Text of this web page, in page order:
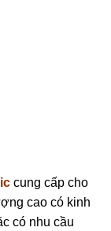
cung cấp cho
cao có kinh
có nhu cầu